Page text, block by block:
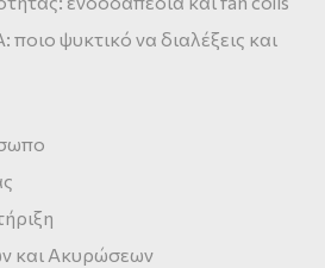
ποιο ψυκτικό να διαλέξεις και
και Ακυρώσεων